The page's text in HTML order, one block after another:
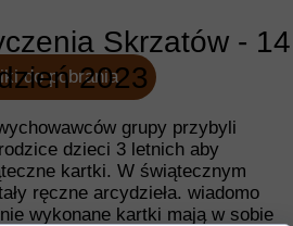
Skrzatów - 14
2023
grupy przybyli
dzieci 3 letnich aby
kartki. W świątecznym
ręczne arcydzieła. wiadomo
wykonane kartki mają w sobie
do pobrania